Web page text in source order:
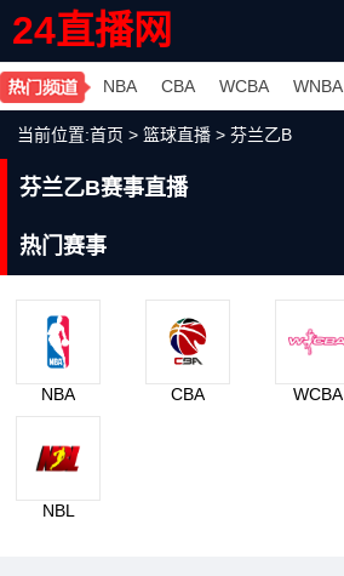
24直播网
NBA CBA WCBA WNBA
当前位置:首页 > 篮球直播 > 芬兰乙B
芬兰乙B赛事直播
热门赛事
NBA CBA WCBA
NBL